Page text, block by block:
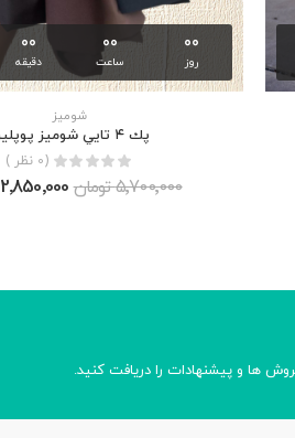
00
روز
00
ساعت
00
دقیقه
شوميز
پك ٤ تايي شوميز پوپلين
(0 نظر )
5٬700٬000 تومان 2٬850٬000 تومان
ها و پیشنهادات را دریافت کنید.